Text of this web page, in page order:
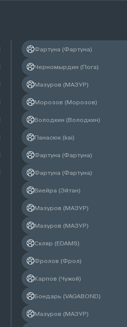
Фартуна (Фартуна)
Черномырдин (Пога)
Мазуров (МАЗУР)
Морозов (Морозов)
Володкин (Володкин)
Панасюк (kai)
Фартуна (Фартуна)
Фартуна (Фартуна)
Виейра (Эйтан)
Мазуров (МАЗУР)
Мазуров (МАЗУР)
Скляр (EDAMS)
Фролов (Фрол)
Карпов (Чужой)
Бондарь (VAGABOND)
Мазуров (МАЗУР)